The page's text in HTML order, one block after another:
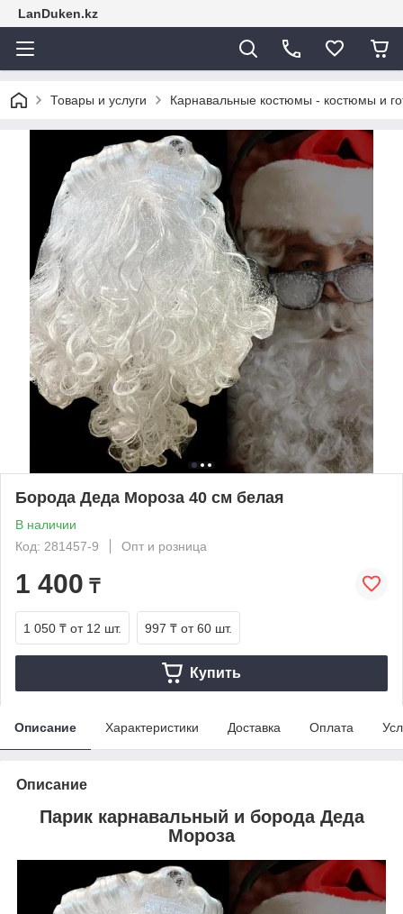
LanDuken.kz
Товары и услуги Карнавальные костюмы - костюмы и
Борода Деда Мороза 40 см белая
В наличии
Код: 281457-9
Опт и розница
1 400 ₸
1 050 ₸ от 12 шт. 997 ₸ от 60 шт.
Купить
Описание Характеристики Доставка Оплата
Описание
Парик карнавальный и борода Деда
Мороза